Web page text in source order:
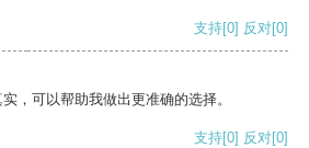
支持[0] 反对[0]
，可以帮助我做出更准确的选择。
支持[0] 反对[0]